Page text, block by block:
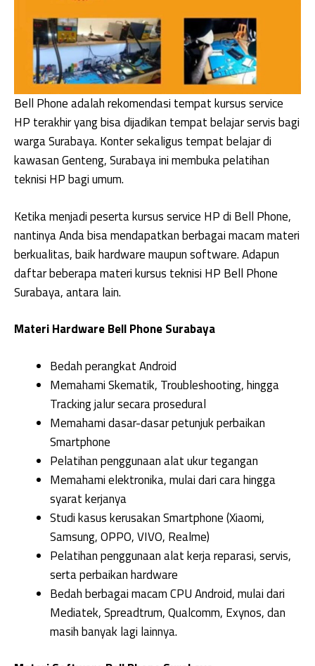
Bell Phone adalah rekomendasi tempat kursus service
HP terakhir yang bisa dijadikan tempat belajar servis bagi
warga Surabaya. Konter sekaligus tempat belajar di
kawasan Genteng, Surabaya ini membuka pelatihan
teknisi HP bagi umum.
Ketika menjadi peserta kursus service HP di Bell Phone,
nantinya Anda bisa mendapatkan berbagai macam materi
berkualitas, baik hardware maupun software. Adapun
daftar beberapa materi kursus teknisi HP Bell Phone
Surabaya, antara lain.
Materi Hardware Bell Phone Surabaya
Bedah perangkat Android
Memahami Skematik, Troubleshooting, hingga
Tracking jalur secara prosedural
Memahami dasar-dasar petunjuk perbaikan
Smartphone
Pelatihan penggunaan alat ukur tegangan
Memahami elektronika, mulai dari cara hingga
syarat kerjanya
Studi kasus kerusakan Smartphone (Xiaomi,
Samsung, OPPO, VIVO, Realme)
Pelatihan penggunaan alat kerja reparasi, servis,
serta perbaikan hardware
Bedah berbagai macam CPU Android, mulai dari
Mediatek, Spreadtrum, Qualcomm, Exynos, dan
masih banyak lagi lainnya.